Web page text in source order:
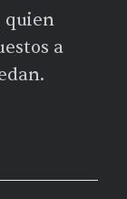
quien
a